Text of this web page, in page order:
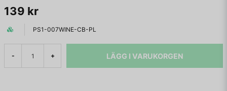
139 kr
PS1-007WINE-CB-PL
- + LÄGG I VARUKORGEN